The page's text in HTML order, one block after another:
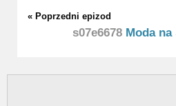
« Poprzedni epizod
s07e6678 Moda na